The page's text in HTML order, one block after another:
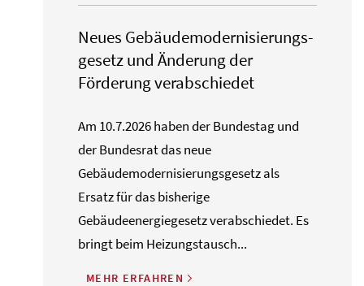
Neues Gebäude­moderni­sierungs­
gesetz und Änderung der
Förderung verabschiedet
Am 10.7.2026 haben der Bundestag und
der Bundesrat das neue
Gebäudemodernisierungsgesetz als
Ersatz für das bisherige
Gebäudeenergiegesetz verabschiedet. Es
bringt beim Heizungstausch...
MEHR ERFAHREN